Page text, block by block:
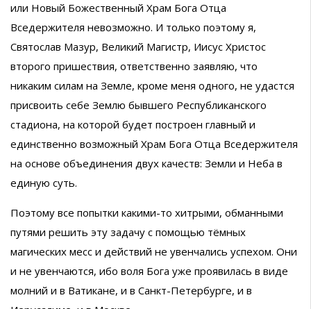
или Новый Божественный Храм Бога Отца
Вседержителя невозможно. И только поэтому я,
Святослав Мазур, Великий Магистр, Иисус Христос
второго пришествия, ответственно заявляю, что
никаким силам на Земле, кроме меня одного, не удастся
присвоить себе Землю бывшего Республиканского
стадиона, на которой будет построен главный и
единственно возможный Храм Бога Отца Вседержителя
на основе объединения двух качеств: Земли и Неба в
единую суть.
Поэтому все попытки какими-то хитрыми, обманными
путями решить эту задачу с помощью тёмных
магических месс и действий не увенчались успехом. Они
и не увенчаются, ибо воля Бога уже проявилась в виде
молний и в Ватикане, и в Санкт-Петербурге, и в